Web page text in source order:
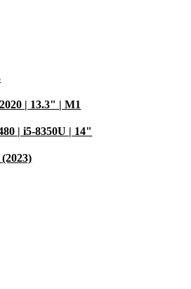
| 13.3" | M1
| i5-8350U | 14"